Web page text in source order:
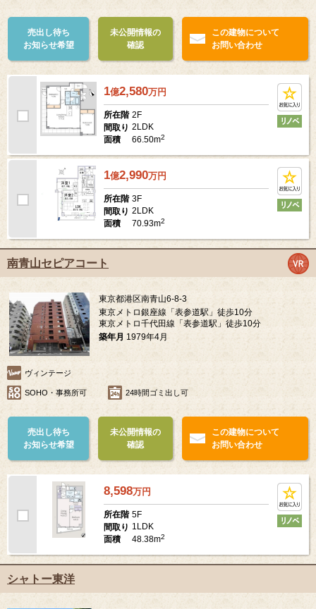
売出し待ち
お知らせ希望
未公開情報の
確認
この建物について
お問い合わせ
1億2,580万円
所在階 2F
間取り 2LDK
面積
66.50m2
1億2,990万円
所在階 3F
間取り 2LDK
面積
70.93m2
南青山セピアコート
東京都港区南青山6-8-3
東京メトロ銀座線「表参道駅」徒歩10分
東京メトロ千代田線「表参道駅」徒歩10分
築年月 1979年4月
ヴィンテージ
SOHO・事務所可 24時間ゴミ出し可
売出し待ち
お知らせ希望
未公開情報の
確認
この建物について
お問い合わせ
8,598万円
所在階 5F
間取り 1LDK
面積
48.38m2
シャトー東洋